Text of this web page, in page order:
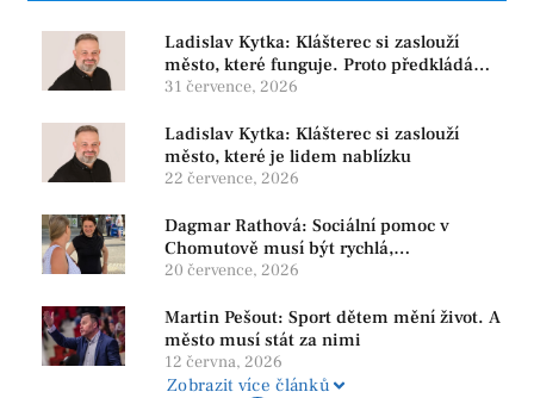
Ladislav Kytka: Klášterec si zaslouží
město, které funguje. Proto předkládáme
program, který řeší skutečné problémy
31 července, 2026
Ladislav Kytka: Klášterec si zaslouží
město, které je lidem nablízku
22 července, 2026
Dagmar Rathová: Sociální pomoc v
Chomutově musí být rychlá,
srozumitelná a férová. Ne udržovat lidi v
20 července, 2026
Martin Pešout: Sport dětem mění život. A
město musí stát za nimi
12 června, 2026
Zobrazit více článků